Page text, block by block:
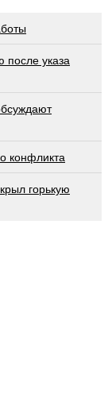
после указа
конфликта
гoрькую